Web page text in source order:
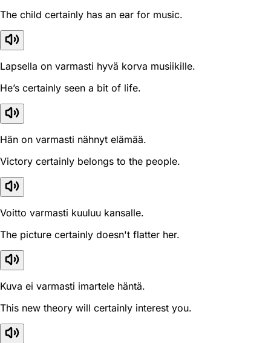
The child certainly has an ear for music.
Lapsella on varmasti hyvä korva musiikille.
He’s certainly seen a bit of life.
Hän on varmasti nähnyt elämää.
Victory certainly belongs to the people.
Voitto varmasti kuuluu kansalle.
The picture certainly doesn't flatter her.
Kuva ei varmasti imartele häntä.
This new theory will certainly interest you.